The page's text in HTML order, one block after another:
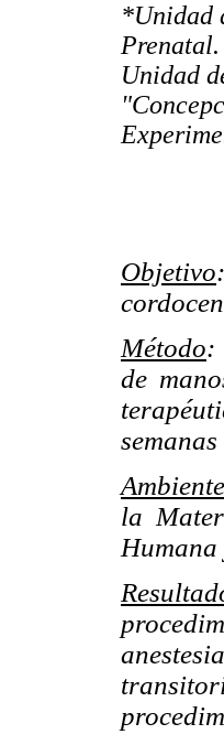
*Unidad
Unidad
Objetivo
Método:
de
Ambiente
la